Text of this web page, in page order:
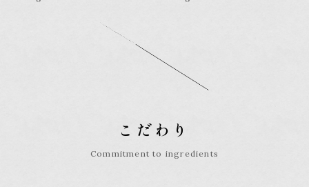
こだわり
Commitment to ingredients